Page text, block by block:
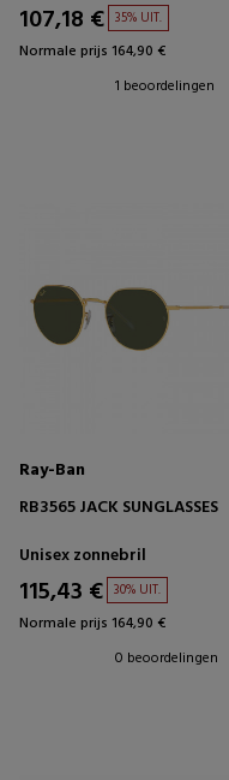
107,18 € 35% UIT.
Normale prijs 164,90 €
1 beoordelingen
Ray-Ban
RB3565 JACK SUNGLASSES
Unisex zonnebril
115,43 € 30% UIT.
Normale prijs 164,90 €
0 beoordelingen